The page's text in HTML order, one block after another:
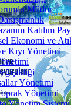
Müdür
Katılım
Ekonomi ve
Kıyı Yönetimi
Yönetimi
Yönetimi